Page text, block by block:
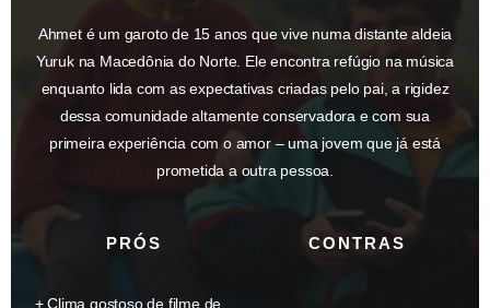
Ahmet é um garoto de 15 anos que vive numa distante aldeia
Yuruk na Macedônia do Norte. Ele encontra refúgio na música
enquanto lida com as expectativas criadas pelo pai, a rigidez
dessa comunidade altamente conservadora e com sua
primeira experiência com o amor – uma jovem que já está
prometida a outra pessoa.
PRÓS
Clima gostoso de filme de
CONTRAS